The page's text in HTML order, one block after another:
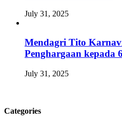
July 31, 2025
Mendagri Tito
Penghargaan kepada
July 31, 2025
Categories